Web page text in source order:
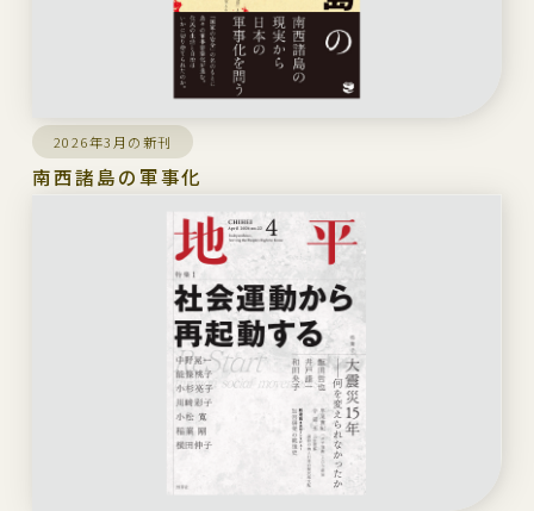
2026年3月の新刊
南西諸島の軍事化